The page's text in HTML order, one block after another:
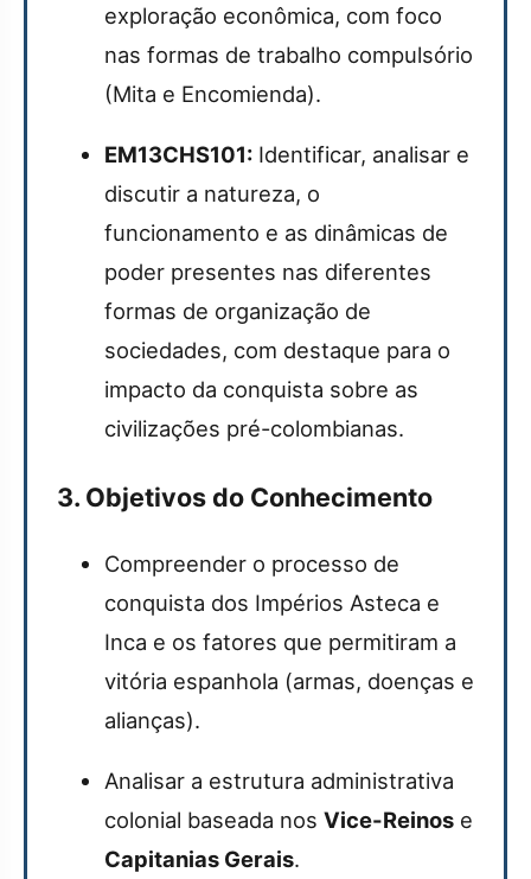
exploração econômica, com foco
nas formas de trabalho compulsório
(Mita e Encomienda).
EM13CHS101: Identificar, analisar e
discutir a natureza, o
funcionamento e as dinâmicas de
poder presentes nas diferentes
formas de organização de
sociedades, com destaque para o
impacto da conquista sobre as
civilizações pré-colombianas.
3. Objetivos do Conhecimento
Compreender o processo de
conquista dos Impérios Asteca e
Inca e os fatores que permitiram a
vitória espanhola (armas, doenças e
alianças).
Analisar a estrutura administrativa
colonial baseada nos Vice-Reinos e
Capitanias Gerais.